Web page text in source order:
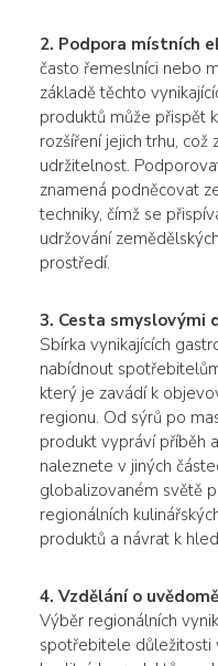
2. Podpora místních
často řemeslníci nebo
základě těchto
produktů může přispět
rozšíření jejich trhu, což
udržitelnost.
znamená podněcovat
techniky, čímž se
udržování
prostředí.
3. Cesta smyslovými
Sbírka vynikajících
nabídnout
který je zavádí k
regionu. Od sýrů po
produkt vypráví příběh
naleznete v jiných
globalizovaném světě
regionálních
produktů a návrat k
4. Vzdělání o
Výběr regionálních
spotřebitele důležitosti